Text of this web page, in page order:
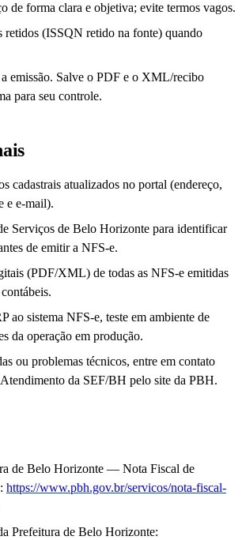
de forma clara e objetiva; evite termos vagos.
retidos (ISSQN retido na fonte) quando
emissão. Salve o PDF e o XML/recibo
para seu controle.
cadastrais atualizados no portal (endereço,
e e-mail).
Serviços de Belo Horizonte para identificar
de emitir a NFS-e.
(PDF/XML) de todas as NFS-e emitidas
ao sistema NFS-e, teste em ambiente de
da operação em produção.
ou problemas técnicos, entre em contato
da SEF/BH pelo site da PBH.
de Belo Horizonte — Nota Fiscal de
https://www.pbh.gov.br/servicos/nota-fiscal-
Prefeitura de Belo Horizonte: